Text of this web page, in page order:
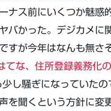
ナス前にいくつか魅惑
バかった。デジカメに
すが今年はなんも無
てな、住所登録義務化
し騒ぎになっていたの
を聞くという方針に変